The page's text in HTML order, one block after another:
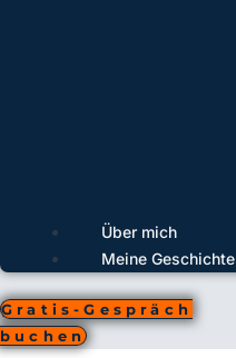
Über mich
Meine Geschichte
Gratis-Gespräch
buchen